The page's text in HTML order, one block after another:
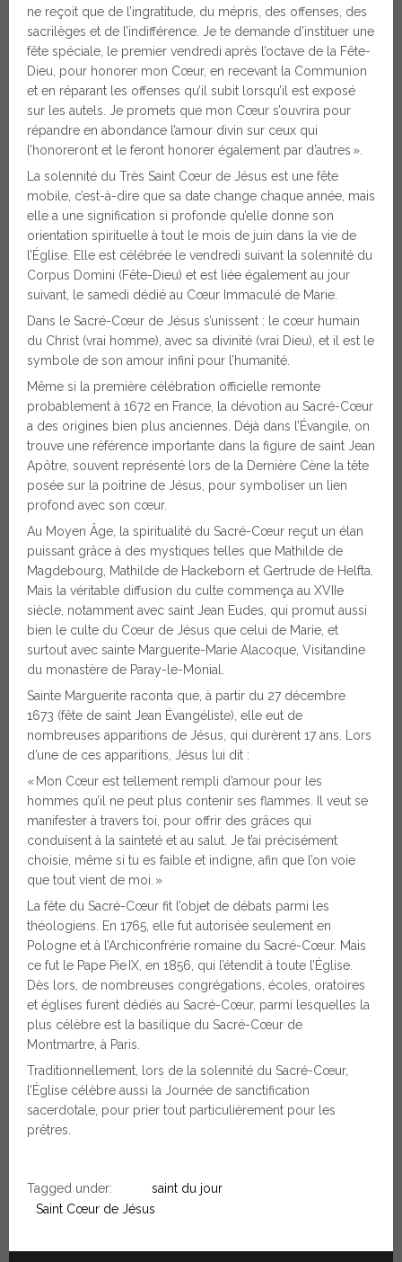
ne reçoit que de l’ingratitude, du mépris, des offenses, des
sacrilèges et de l’indifférence. Je te demande d’instituer une
fête spéciale, le premier vendredi après l’octave de la Fête-
Dieu, pour honorer mon Cœur, en recevant la Communion
et en réparant les offenses qu’il subit lorsqu’il est exposé
sur les autels. Je promets que mon Cœur s’ouvrira pour
répandre en abondance l’amour divin sur ceux qui
l’honoreront et le feront honorer également par d’autres ».
La solennité du Très Saint Cœur de Jésus est une fête
mobile, c’est-à-dire que sa date change chaque année, mais
elle a une signification si profonde qu’elle donne son
orientation spirituelle à tout le mois de juin dans la vie de
l’Église. Elle est célébrée le vendredi suivant la solennité du
Corpus Domini (Fête-Dieu) et est liée également au jour
suivant, le samedi dédié au Cœur Immaculé de Marie.
Dans le Sacré-Cœur de Jésus s’unissent : le cœur humain
du Christ (vrai homme), avec sa divinité (vrai Dieu), et il est le
symbole de son amour infini pour l’humanité.
Même si la première célébration officielle remonte
probablement à 1672 en France, la dévotion au Sacré-Cœur
a des origines bien plus anciennes. Déjà dans l’Évangile, on
trouve une référence importante dans la figure de saint Jean
Apôtre, souvent représenté lors de la Dernière Cène la tête
posée sur la poitrine de Jésus, pour symboliser un lien
profond avec son cœur.
Au Moyen Âge, la spiritualité du Sacré-Cœur reçut un élan
puissant grâce à des mystiques telles que Mathilde de
Magdebourg, Mathilde de Hackeborn et Gertrude de Helfta.
Mais la véritable diffusion du culte commença au XVIIe
siècle, notamment avec saint Jean Eudes, qui promut aussi
bien le culte du Cœur de Jésus que celui de Marie, et
surtout avec sainte Marguerite-Marie Alacoque, Visitandine
du monastère de Paray-le-Monial.
Sainte Marguerite raconta que, à partir du 27 décembre
1673 (fête de saint Jean Évangéliste), elle eut de
nombreuses apparitions de Jésus, qui durèrent 17 ans. Lors
d’une de ces apparitions, Jésus lui dit :
« Mon Cœur est tellement rempli d’amour pour les
hommes qu’il ne peut plus contenir ses flammes. Il veut se
manifester à travers toi, pour offrir des grâces qui
conduisent à la sainteté et au salut. Je t’ai précisément
choisie, même si tu es faible et indigne, afin que l’on voie
que tout vient de moi. »
La fête du Sacré-Cœur fit l’objet de débats parmi les
théologiens. En 1765, elle fut autorisée seulement en
Pologne et à l’Archiconfrérie romaine du Sacré-Cœur. Mais
ce fut le Pape Pie IX, en 1856, qui l’étendit à toute l’Église.
Dès lors, de nombreuses congrégations, écoles, oratoires
et églises furent dédiés au Sacré-Cœur, parmi lesquelles la
plus célèbre est la basilique du Sacré-Cœur de
Montmartre, à Paris.
Traditionnellement, lors de la solennité du Sacré-Cœur,
l’Église célèbre aussi la Journée de sanctification
sacerdotale, pour prier tout particulièrement pour les
prêtres.
Tagged under:
saint du jour
Saint Cœur de Jésus